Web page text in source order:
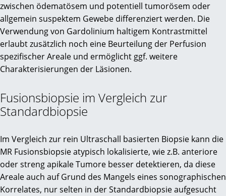
zwischen ödematösem und potentiell tumorösem oder
allgemein suspektem Gewebe differenziert werden. Die
Verwendung von Gardolinium haltigem Kontrastmittel
erlaubt zusätzlich noch eine Beurteilung der Perfusion
spezifischer Areale und ermöglicht ggf. weitere
Charakterisierungen der Läsionen.
Fusionsbiopsie im Vergleich zur
Standardbiopsie
Im Vergleich zur rein Ultraschall basierten Biopsie kann die
MR Fusionsbiopsie atypisch lokalisierte, wie z.B. anteriore
oder streng apikale Tumore besser detektieren, da diese
Areale auch auf Grund des Mangels eines sonographischen
Korrelates, nur selten in der Standardbiopsie aufgesucht